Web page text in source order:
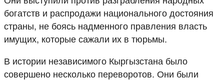
богатств и распродажи национального достояния
страны, не боясь надменного правления власть
имущих, которые сажали их в тюрьмы.
В истории независимого Кыргызстана было
совершено несколько переворотов. Они были